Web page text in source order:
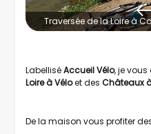
Traversée de la Loire à
LabelliséAccueil Vélo, je
Loire à Véloet des Châteaux
De la maison vous profiter